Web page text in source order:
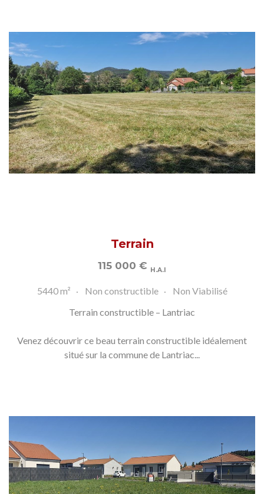
Terrain
115 000 € H.A.I
5440 m² Non constructible
Non Viabilisé
Terrain constructible – Lantriac
Venez découvrir ce beau terrain constructible idéalement
situé sur la commune de Lantriac...